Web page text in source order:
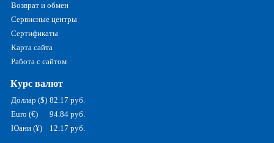
Возврат и обмен
Сервисные центры
Сертификаты
Карта сайта
Работа с сайтом
Курс валют
Доллар ($) 82.17 руб.
Euro (€)
94.84 руб.
Юани (¥)
12.17 руб.